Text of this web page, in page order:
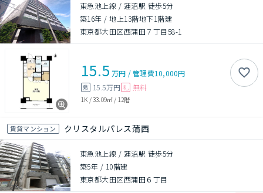
東急池上線 / 蓮沼駅 徒歩5分
築16年 /地上13階地下1階建
東京都大田区西蒲田７丁目58-1
15.5 万円 /管理費10,000円
敷 15.5万円 礼 無料
1K /33.09㎡ / 12階
賃貸マンション クリスタルパレス蒲西
東急池上線 / 蓮沼駅 徒歩5分
築5年 / 10階建
東京都大田区西蒲田６丁目